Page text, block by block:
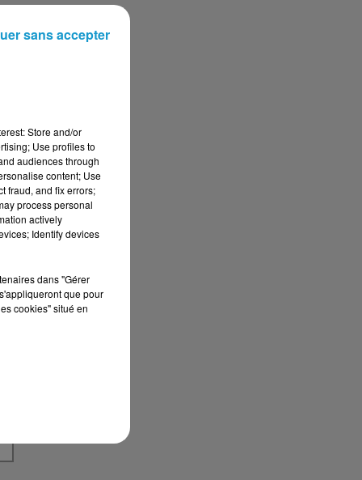
Store and/or
Use profiles to
audiences through
content; Use
fraud, and fix errors;
process personal
actively
Identify devices
dans "Gérer
que pour
cookies" situé en
sans accepter